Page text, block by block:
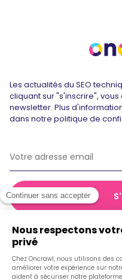
Les actualités du SEO
cliquant sur "s'inscrire",
newsletter. Plus
dans notre politique de
Politique